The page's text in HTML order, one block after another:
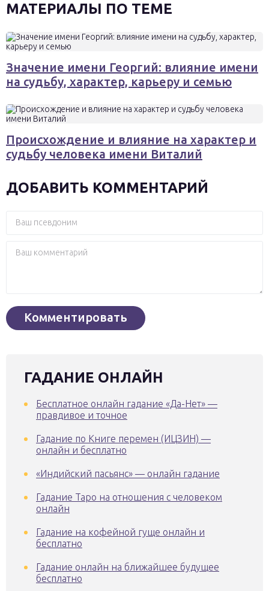
МАТЕРИАЛЫ ПО ТЕМЕ
Значение имени Георгий: влияние имени
на судьбу, характер, карьеру и семью
Происхождение и влияние на характер и
судьбу человека имени Виталий
ДОБАВИТЬ КОММЕНТАРИЙ
ГАДАНИЕ ОНЛАЙН
Бесплатное онлайн гадание «Да-Нет» —
правдивое и точное
Гадание по Книге перемен (ИЦЗИН) —
онлайн и бесплатно
«Индийский пасьянс» — онлайн гадание
Гадание Таро на отношения с человеком
онлайн
Гадание на кофейной гуще онлайн и
бесплатно
Гадание онлайн на ближайшее будущее
бесплатно